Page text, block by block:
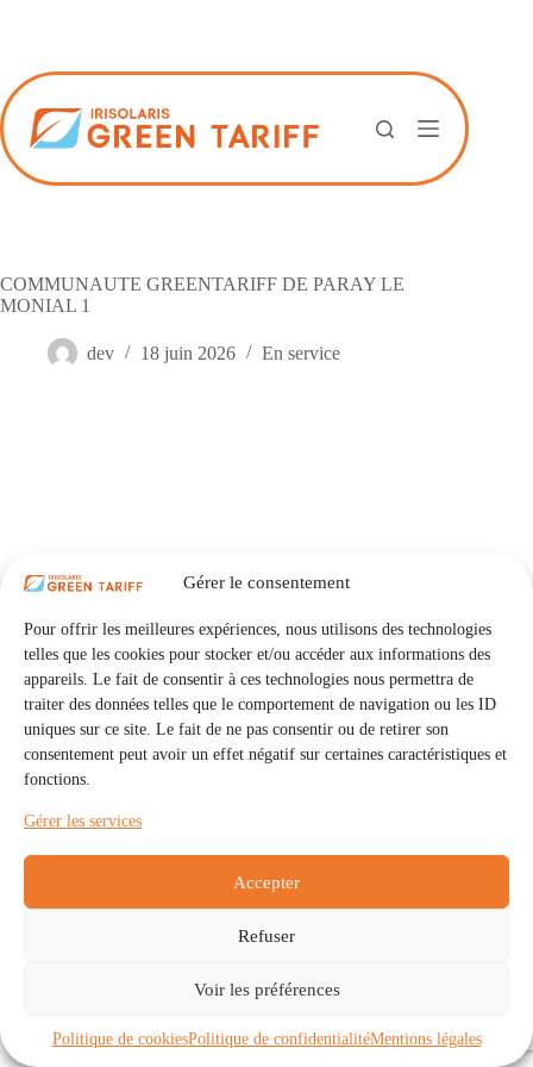
Gérer le consentement
Pour offrir les meilleures expériences, nous utilisons des technologies
telles que les cookies pour stocker et/ou accéder aux informations des
appareils. Le fait de consentir à ces technologies nous permettra de
traiter des données telles que le comportement de navigation ou les ID
uniques sur ce site. Le fait de ne pas consentir ou de retirer son
consentement peut avoir un effet négatif sur certaines caractéristiques et
fonctions.
Gérer les services
Accepter
Refuser
Voir les préférences
Politique de cookiesPolitique de confidentialitéMentions légales
COMMUNAUTE GREENTARIFF DE PARAY LE
MONIAL 1
dev 18 juin 2026 En service
Communautés
À propos
Politique de cookies (UE)